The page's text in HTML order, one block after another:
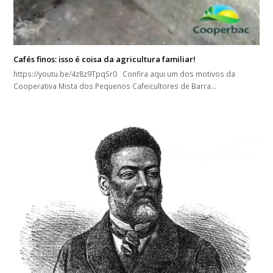
Cafés finos: isso é coisa da agricultura familiar!
https://youtu.be/4z8z9TpqSr0 Confira aqui um dos motivos da
Cooperativa Mista dos Pequenos Cafeicultores de Barra…